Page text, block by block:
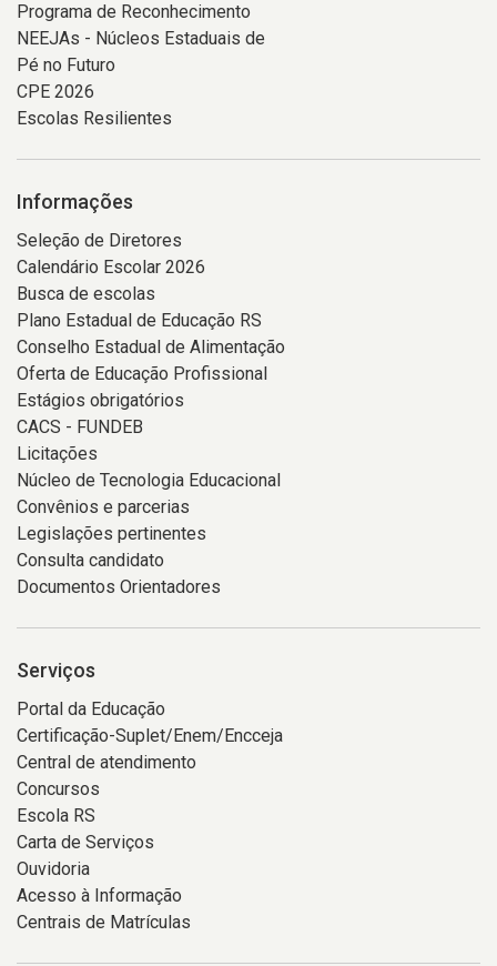
Programa de Reconhecimento
NEEJAs - Núcleos Estaduais de
Pé no Futuro
CPE 2026
Escolas Resilientes
Informações
Seleção de Diretores
Calendário Escolar 2026
Busca de escolas
Plano Estadual de Educação RS
Conselho Estadual de Alimentação
Oferta de Educação Profissional
Estágios obrigatórios
CACS - FUNDEB
Licitações
Núcleo de Tecnologia Educacional
Convênios e parcerias
Legislações pertinentes
Consulta candidato
Documentos Orientadores
Serviços
Portal da Educação
Certificação-Suplet/Enem/Encceja
Central de atendimento
Concursos
Escola RS
Carta de Serviços
Ouvidoria
Acesso à Informação
Centrais de Matrículas